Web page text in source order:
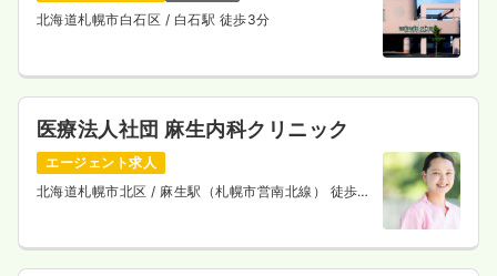
北海道札幌市白石区 / 白石駅 徒歩3分
医療法人社団 麻生内科クリニック
エージェント求人
北海道札幌市北区 / 麻生駅（札幌市営南北線） 徒歩1